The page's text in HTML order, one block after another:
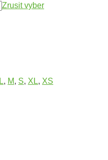
Zrusit vyber
L, M, S, XL, XS